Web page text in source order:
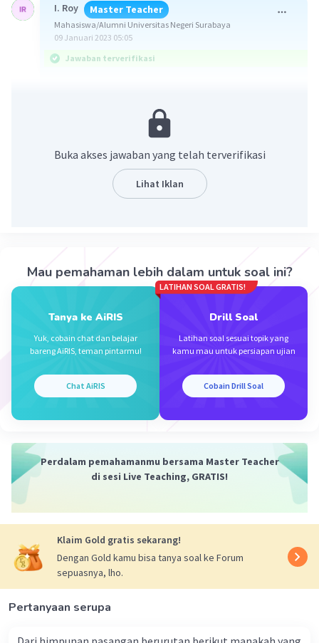
I. Roy Master Teacher
Mahasiswa/Alumni Universitas Negeri Surabaya
09 Januari 2023 05:05
Jawaban terverifikasi
Buka akses jawaban yang telah terverifikasi
Lihat Iklan
Mau pemahaman lebih dalam untuk soal ini?
Tanya ke AiRIS
Yuk, cobain chat dan belajar
bareng AiRIS, teman pintarmu!
Chat AiRIS
LATIHAN SOAL GRATIS!
Drill Soal
Latihan soal sesuai topik yang
kamu mau untuk persiapan ujian
Cobain Drill Soal
Perdalam pemahamanmu bersama Master Teacher
di sesi Live Teaching, GRATIS!
Klaim Gold gratis sekarang!
Dengan Gold kamu bisa tanya soal ke Forum
sepuasnya, lho.
Pertanyaan serupa